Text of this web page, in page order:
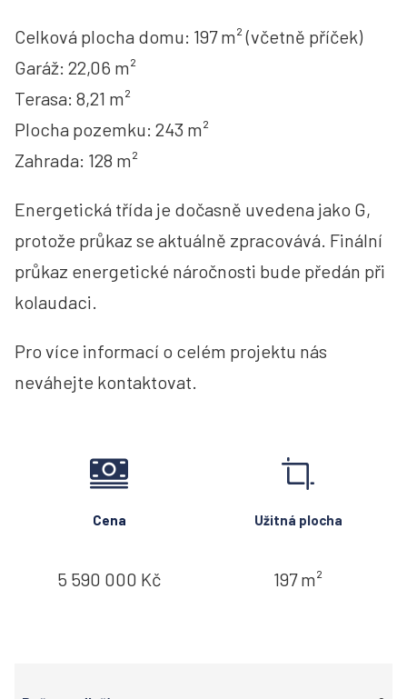
Celková plocha domu: 197 m² (včetně příček)
Garáž: 22,06 m²
Terasa: 8,21 m²
Plocha pozemku: 243 m²
Zahrada: 128 m²
Energetická třída je dočasně uvedena jako G,
protože průkaz se aktuálně zpracovává. Finální
průkaz energetické náročnosti bude předán při
kolaudaci.
Pro více informací o celém projektu nás
neváhejte kontaktovat.
Cena
5 590 000 Kč
Užitná plocha
197 m²